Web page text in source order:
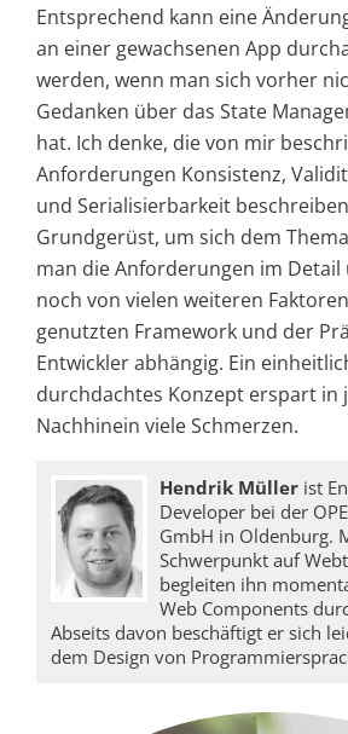
Entsprechend kann eine
an einer gewachsenen App
werden, wenn man sich vorher
Gedanken über das State
hat. Ich denke, die von mir
Anforderungen Konsistenz,
und Serialisierbarkeit
Grundgerüst, um sich dem
man die Anforderungen im
noch von vielen weiteren
genutzten Framework und der
Entwickler abhängig. Ein
durchdachtes Konzept erspart in
Nachhinein viele Schmerzen.
Hendrik Müller ist
Developer bei der
GmbH in Oldenburg.
Schwerpunkt auf
begleiten ihn
Web Components
Abseits davon beschäftigt er sich
dem Design von